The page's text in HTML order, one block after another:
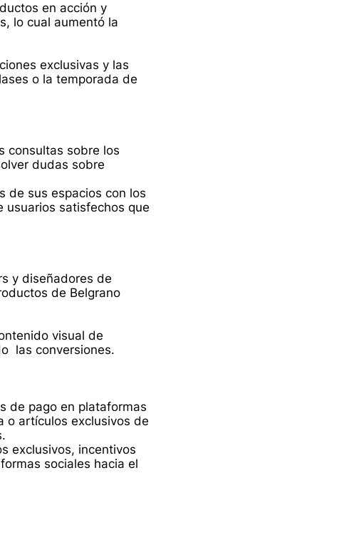
en acción y
lo cual aumentó la
exclusivas y las
o la temporada de
consultas sobre los
dudas sobre
de sus espacios con los
usuarios satisfechos que
y diseñadores de
de Belgrano
visual de
las conversiones.
de pago en plataformas
o artículos exclusivos de
exclusivos, incentivos
sociales hacia el